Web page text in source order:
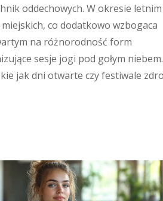
oddechowych. W okresie letnim
co dodatkowo wzbogaca
na różnorodność form
sesje jogi pod gołym niebem.
jak dni otwarte czy festiwale